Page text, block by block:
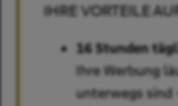
IHRE VORTEILE
16 Stunden
Ihre Werbung
unterwegs sind